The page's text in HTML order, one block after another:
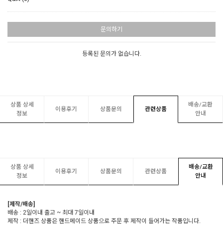
문의하기
등록된 문의가 없습니다.
상품 상세
정보
이용후기 상품문의 관련상품
배송/교환
안내
상품 상세
정보
이용후기 상품문의 관련상품
배송/교환
안내
[제작/배송]
배송 : 2일이내 출고 ~ 최대 7일이내
제작 : 더핸즈 상품은 핸드메이드 상품으로 주문 후 제작이 들어가는 작품입니다.